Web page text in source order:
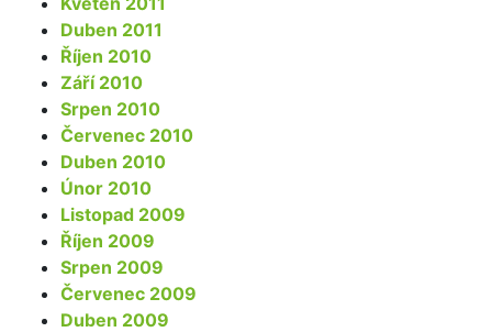
Duben 2011
Říjen 2010
Září 2010
Srpen 2010
Červenec 2010
Duben 2010
Únor 2010
Listopad 2009
Říjen 2009
Srpen 2009
Červenec 2009
Duben 2009